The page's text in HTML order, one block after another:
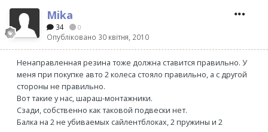
Mika
34 0
Опубліковано 30 квітня, 2010
Ненаправленная резина тоже должна ставится правильно. У
меня при покупке авто 2 колеса стояло правильно, а с другой
стороны не правильно.
Вот такие у нас, шараш-монтажники.
Сзади, собственно как таковой подвески нет.
Балка на 2 не убиваемых сайлентблоках, 2 пружины и 2